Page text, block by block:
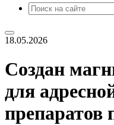
18.05.2026
Создан
для
препаратов